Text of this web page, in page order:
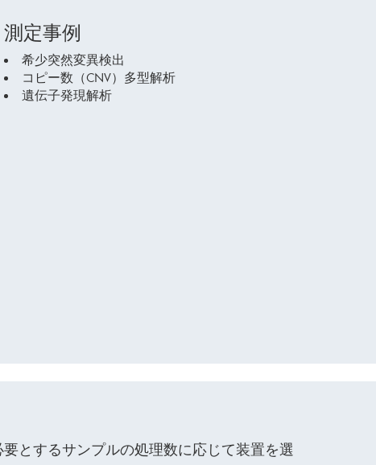
測定事例
希少突然変異検出
コピー数（CNV）多型解析
遺伝子発現解析
とするサンプルの処理数に応じて装置を選